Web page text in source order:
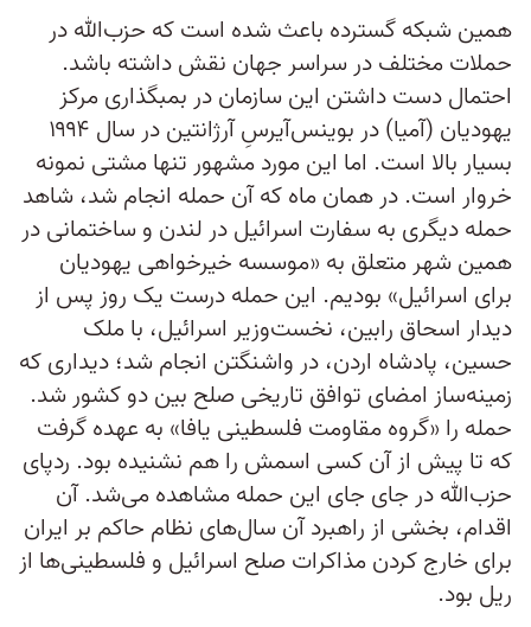
همین شبکه گسترده باعث شده است که حزب‌الله در
حملات مختلف در سراسر جهان نقش داشته باشد.
احتمال دست داشتن این سازمان در بمبگذاری مرکز
یهودیان (آمیا) در بوینس‌آیرسِ آرژانتین در سال ۱۹۹۴
بسیار بالا است. اما این مورد مشهور تنها مشتی نمونه
خروار است. در همان ماه که آن حمله انجام شد، شاهد
حمله دیگری به سفارت اسرائیل در لندن و ساختمانی در
همین شهر متعلق به «موسسه خیرخواهی یهودیان
برای اسرائیل» بودیم. این حمله درست یک روز پس از
دیدار اسحاق رابین، نخست‌وزیر اسرائیل، با ملک
حسین، پادشاه اردن، در واشنگتن انجام شد؛‌ دیداری که
زمینه‌ساز امضای توافق تاریخی صلح بین دو کشور شد.
حمله را «گروه مقاومت فلسطینی یافا» به عهده گرفت
که تا پیش از آن کسی اسمش را هم نشنیده بود. ردپای
حزب‌الله در جای جای این حمله مشاهده می‌شد. آن
اقدام، بخشی از راهبرد آن سال‌های نظام حاکم بر ایران
برای خارج کردن مذاکرات صلح اسرائیل و فلسطینی‌ها از
ریل بود.